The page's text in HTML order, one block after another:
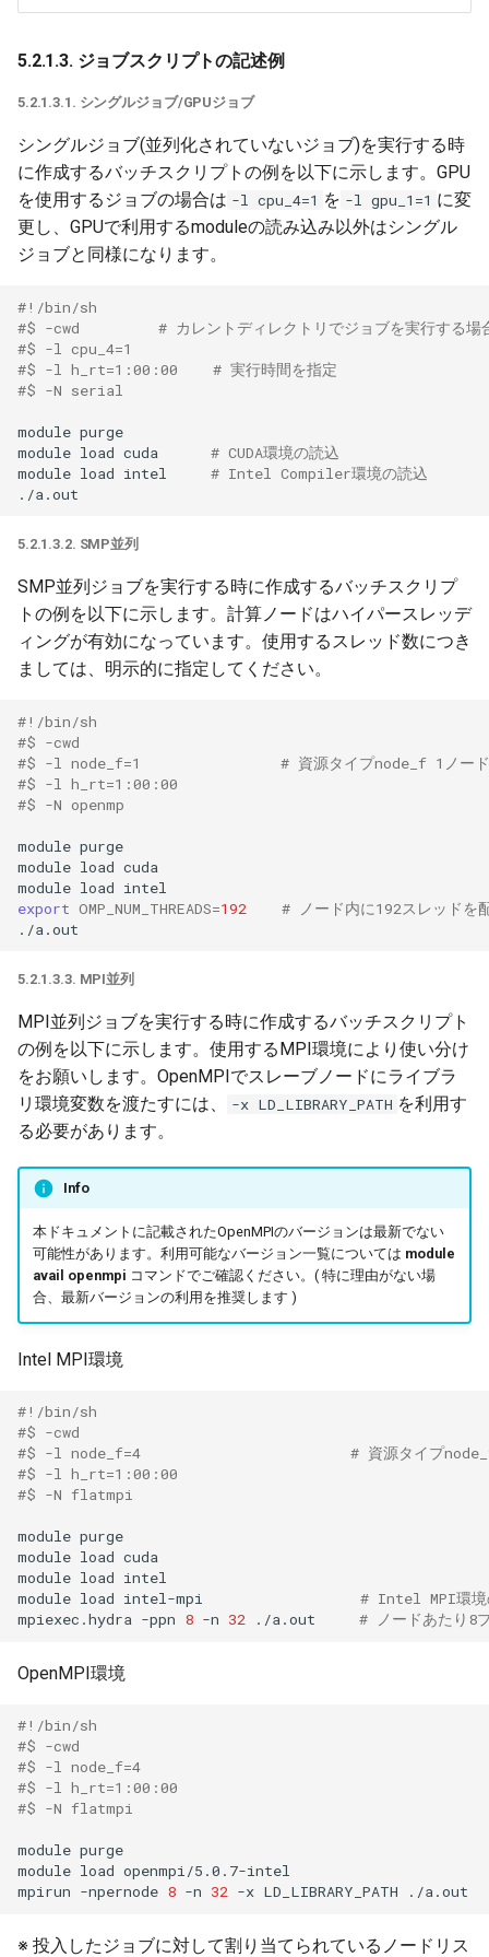
5.2.1.3. ジョブスクリプトの記述例
5.2.1.3.1. シングルジョブ/GPUジョブ
シングルジョブ(並列化されていないジョブ)を実行する時
に作成するバッチスクリプトの例を以下に示します。GPU
を使用するジョブの場合は -l cpu_4=1 を -l gpu_1=1 に変
更し、GPUで利用するmoduleの読み込み以外はシングル
ジョブと同様になります。
#!/bin/sh
#$ -cwd         # カレントディレクトリでジョブを実行する場
#$ -l cpu_4=1
#$ -l h_rt=1:00:00    # 実行時間を指定
#$ -N serial
module purge
module load cuda
# CUDA環境の読込
module load intel
# Intel Compiler環境の読込
5.2.1.3.2. SMP並列
SMP並列ジョブを実行する時に作成するバッチスクリプ
トの例を以下に示します。計算ノードはハイパースレッデ
ィングが有効になっています。使用するスレッド数につき
ましては、明示的に指定してください。
#!/bin/sh
#$ -cwd
#$ -l node_f=1                # 資源タイプnode_f 1ノード
#$ -l h_rt=1:00:00
#$ -N openmp
module purge
module load cuda
module load
export OMP_NUM_THREADS=192
# ノード内に192スレッドを
5.2.1.3.3. MPI並列
MPI並列ジョブを実行する時に作成するバッチスクリプト
の例を以下に示します。使用するMPI環境により使い分け
をお願いします。OpenMPIでスレーブノードにライブラ
リ環境変数を渡たすには、
-x LD_LIBRARY_PATH を利用す
る必要があります。
Info
本ドキュメントに記載されたOpenMPIのバージョンは最新でない
可能性があります。利用可能なバージョン一覧については module
avail openmpi コマンドでご確認ください。( 特に理由がない場
合、最新バージョンの利用を推奨します )
Intel MPI環境
#!/bin/sh
#$ -cwd
#$ -l node_f=4                        # 資源タイプnode_f
#$ -l h_rt=1:00:00
#$ -N flatmpi
module purge
module load cuda
module load intel
module load intel-mpi
# Intel MPI環境
mpiexec.hydra -ppn 8 -n 32 ./a.out # ノードあたり8
OpenMPI環境
#!/bin/sh
#$ -cwd
#$ -l node_f=4                                        # 資源
#$ -l h_rt=1:00:00
#$ -N flatmpi
module purge
module load openmpi/5.0.7-intel
mpirun -npernode 8 -n 32 -x LD_LIBRARY_PATH ./a.out
※ 投入したジョブに対して割り当てられているノードリス